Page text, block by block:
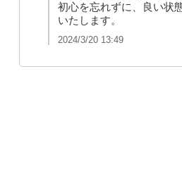
初心を忘れずに、良い状
いたします。
2024/3/20 13:49